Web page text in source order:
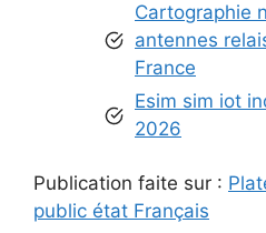
Cartographie
antennes
France
Esim sim iot
2026
Publication faite sur :
public état Français